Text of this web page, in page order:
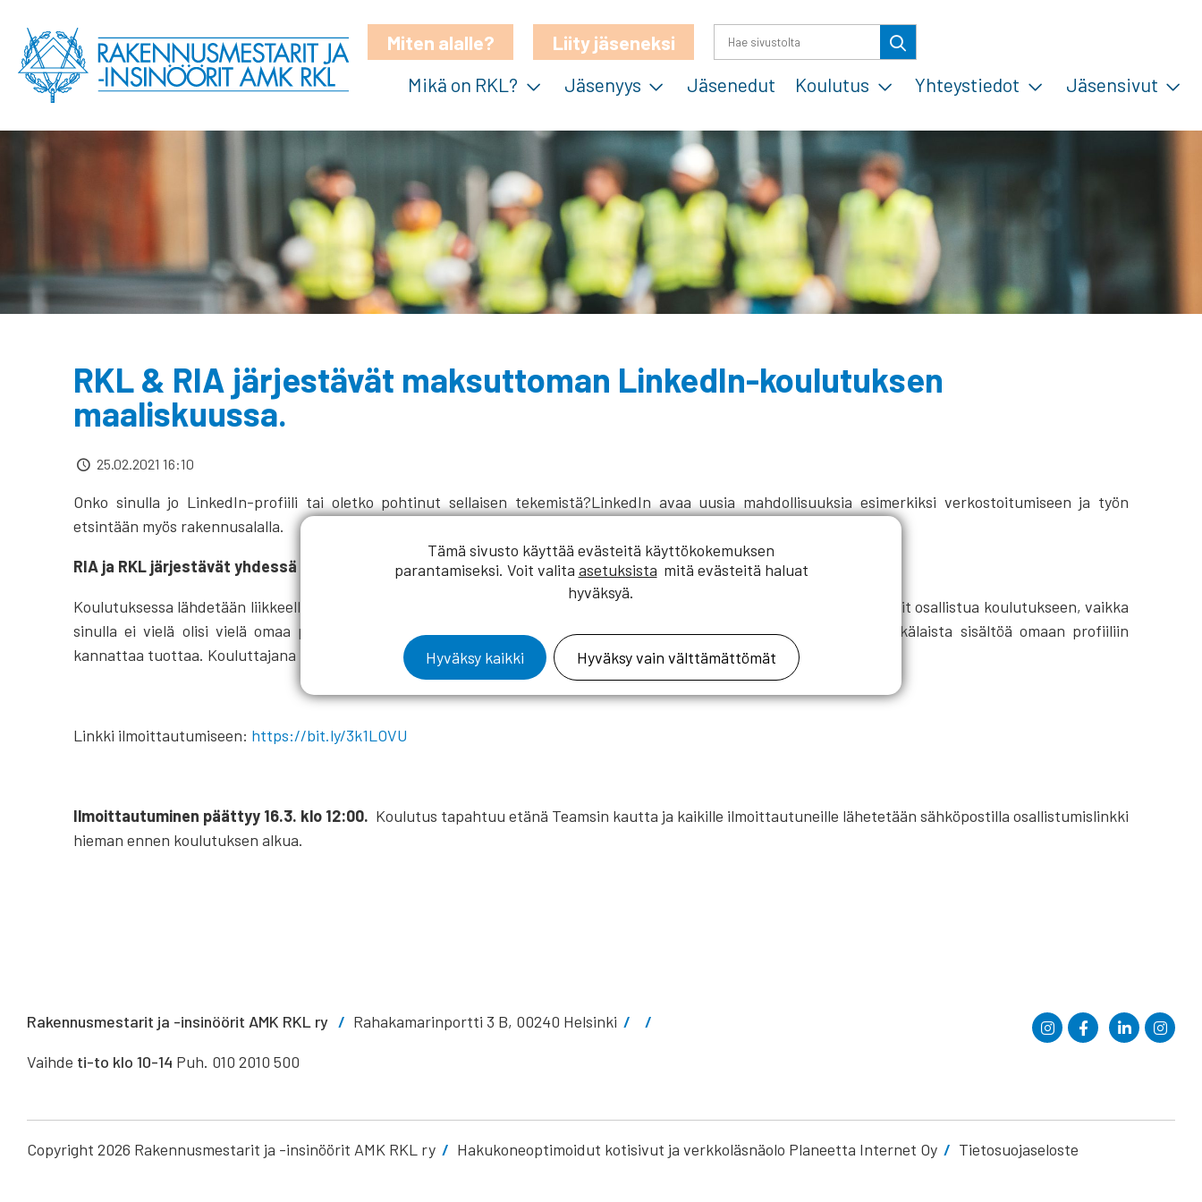
Miten alalle?
Liity jäseneksi
Mikä on RKL?
Jäsenyys Jäsenedut Koulutus Yhteystiedot Jäsensivut
RKL & RIA järjestävät maksuttoman LinkedIn-koulutuksen
maaliskuussa.
25.02.2021 16:10
Onko sinulla jo LinkedIn-profiili tai oletko pohtinut sellaisen tekemistä?LinkedIn avaa uusia mahdollisuuksia esimerkiksi verkostoitumiseen ja työn
etsintään myös rakennusalalla.
RIA ja RKL järjestävät yhdessä opiskelijoille suunnatun maksuttoman LinkedIn-koulutuksen 16.3. klo 17:30-19:30.
Koulutuksessa lähdetään liikkeelle LinkedInin perusteista ja kerrotaan miten tehdä juuri rakennusalalle sopiva profiili. Voit osallistua koulutukseen, vaikka
sinulla ei vielä olisi vielä omaa profiilia. Koulutuksen jälkeen tiedät miten tehdä onnistunut LinkedIn profiili ja minkälaista sisältöä omaan profiiliin
kannattaa tuottaa. Kouluttajana toimii Rami Salomaa Envision Oy:stä.
Linkki ilmoittautumiseen: https://bit.ly/3k1LOVU
Ilmoittautuminen päättyy 16.3. klo 12:00. Koulutus tapahtuu etänä Teamsin kautta ja kaikille ilmoittautuneille lähetetään sähköpostilla osallistumislinkki
hieman ennen koulutuksen alkua.
Rakennusmestarit ja -insinöörit AMK RKL ry Rahakamarinportti 3 B, 00240 Helsinki
Vaihde ti-to klo 10-14 Puh. 010 2010 500
Copyright 2026 Rakennusmestarit ja -insinöörit AMK RKL ry Hakukoneoptimoidut kotisivut ja verkkoläsnäolo Planeetta Internet Oy Tietosuojaseloste
Tämä sivusto käyttää evästeitä käyttökokemuksen
parantamiseksi. Voit valita asetuksista mitä evästeitä haluat
hyväksyä.
Hyväksy kaikki Hyväksy vain välttämättömät